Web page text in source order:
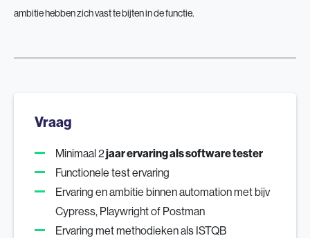
ambitie hebben zich vast te bijten in de functie.
Vraag
Minimaal 2jaar ervaring als software tester
Functionele test ervaring
Ervaring en ambitie binnen automation met bijv
Cypress, Playwright of Postman
Ervaring met methodieken als ISTQB